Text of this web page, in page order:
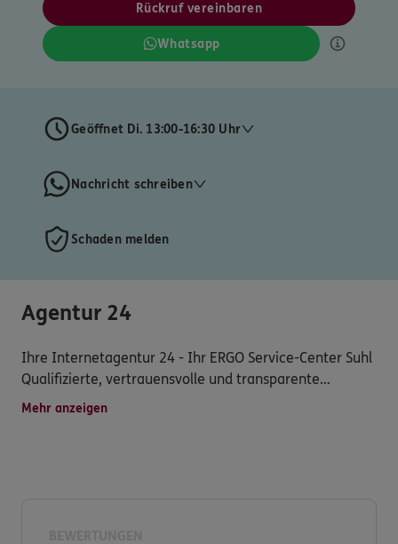
Rückruf vereinbaren
Whatsapp
Geöffnet Di. 13:00-16:30 Uhr
Nachricht schreiben
Schaden melden
Agentur 24
Ihre Internetagentur 24 - Ihr ERGO Service-Center Suhl
Qualifizierte, vertrauensvolle und transparente
Dienstleistungen, attraktive Versicherungsprodukte,
Mehr anzeigen